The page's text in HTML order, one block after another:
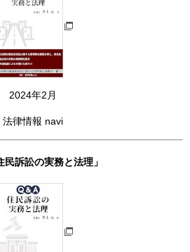
2024年2月
法律情報 navi
民訴訟の実務と法理」